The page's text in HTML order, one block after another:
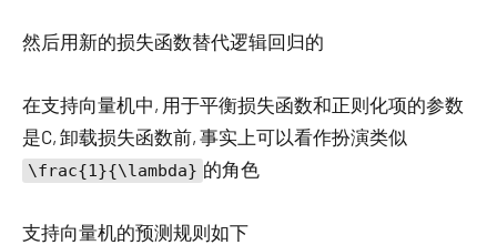
然后用新的损失函数替代逻辑回归的
在支持向量机中, 用于平衡损失函数和正则化项的参数
是C, 卸载损失函数前, 事实上可以看作扮演类似
\frac{1}{\lambda} 的角色
支持向量机的预测规则如下